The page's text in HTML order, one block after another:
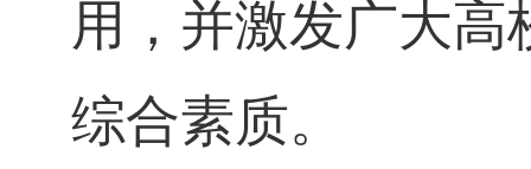
用，并激发广大
综合素质。